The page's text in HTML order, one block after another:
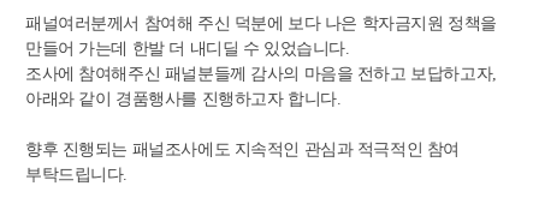
패널여러분께서 참여해 주신 덕분에 보다 나은 학자금지원 정책을
만들어 가는데 한발 더 내디딜 수 있었습니다.
조사에 참여해주신 패널분들께 감사의 마음을 전하고 보답하고자,
아래와 같이 경품행사를 진행하고자 합니다.
향후 진행되는 패널조사에도 지속적인 관심과 적극적인 참여
부탁드립니다.